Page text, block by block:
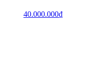
40.000.000₫